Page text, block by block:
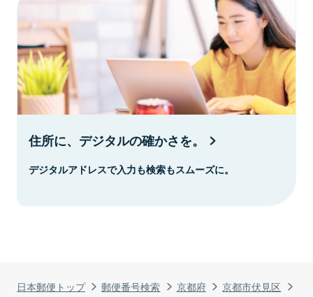
日本郵便トップ 郵便番号検索 京都府
京都市伏見区
住所に、デジタルの確かさを。
デジタルアドレスで入力も検索もスムーズに。